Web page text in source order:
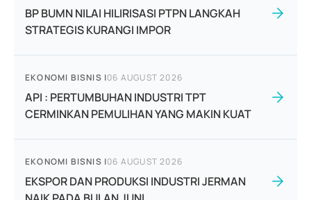
BP BUMN NILAI HILIRISASI PTPN LANGKAH
STRATEGIS KURANGI IMPOR
EKONOMI BISNIS |06 AUGUST 2026
API : PERTUMBUHAN INDUSTRI TPT
CERMINKAN PEMULIHAN YANG MAKIN KUAT
EKONOMI BISNIS |06 AUGUST 2026
EKSPOR DAN PRODUKSI INDUSTRI JERMAN